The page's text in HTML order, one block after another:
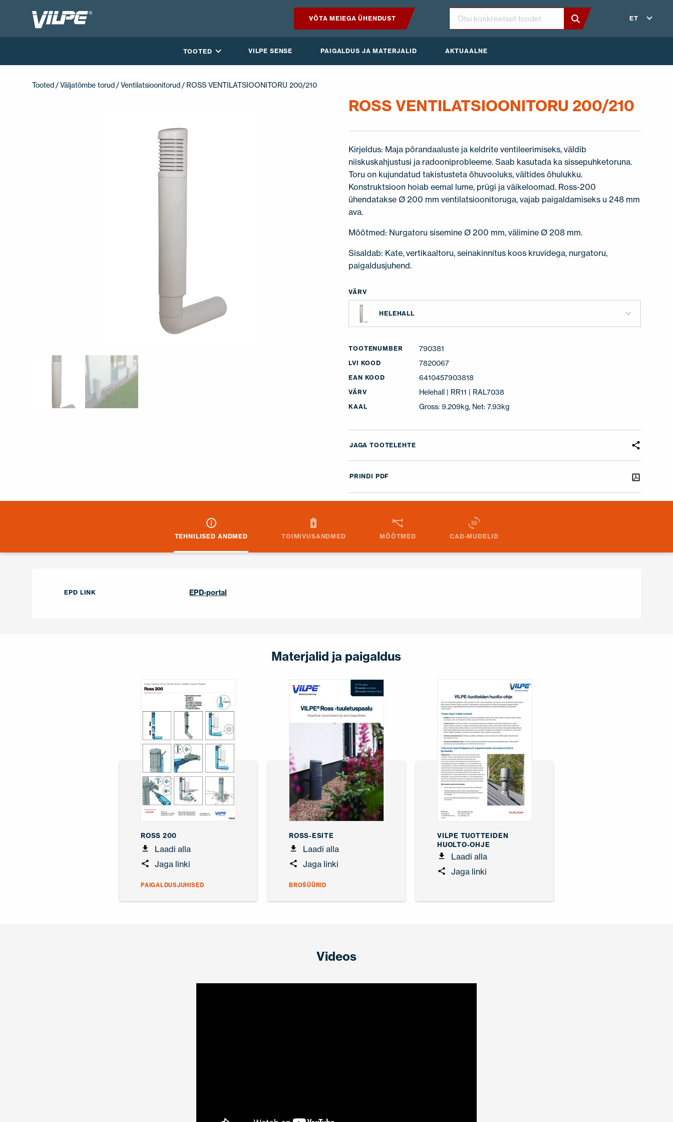
VÕTA MEIEGA ÜHENDUST ET
TOOTED VILPE SENSE PAIGALDUS JA MATERJALID AKTUAALNE
ET
Tooted /Väljatõmbe torud /Ventilatsioonitorud / ROSS VENTILATSIOONITORU 200/210
ROSS VENTILATSIOONITORU 200/210
Kirjeldus: Maja põrandaaluste ja keldrite ventileerimiseks, väldib
niiskuskahjustusi ja radooniprobleeme. Saab kasutada ka sissepuhketoruna.
Toru on kujundatud takistusteta õhuvooluks, vältides õhulukku.
Konstruktsioon hoiab eemal lume, prügi ja väikeloomad. Ross-200
ühendatakse Ø 200 mm ventilatsioonitoruga, vajab paigaldamiseks u 248 mm
ava.
Mõõtmed: Nurgatoru sisemine Ø 200 mm, välimine Ø 208 mm.
Sisaldab: Kate, vertikaaltoru, seinakinnitus koos kruvidega, nurgatoru,
paigaldusjuhend.
VÄRV
HELEHALL
TOOTENUMBER 790381
LVI KOOD 7820067
EAN KOOD 6410457903818
VÄRV Helehall | RR11 | RAL7038
KAAL Gross: 9.209kg, Net: 7.93kg
JAGA TOOTELEHTE
PRINDI PDF
TEHNILISED ANDMED TOIMIVUSANDMED MÕÕTMED CAD-MUDELID
EPD LINK EPD-portal
Materjalid ja paigaldus
ROSS 200
Laadi alla
Jaga linki
PAIGALDUSJUHISED
ROSS-ESITE
Laadi alla
Jaga linki
BROŠÜÜRID
VILPE TUOTTEIDEN
HUOLTO-OHJE
Laadi alla
Jaga linki
Videos